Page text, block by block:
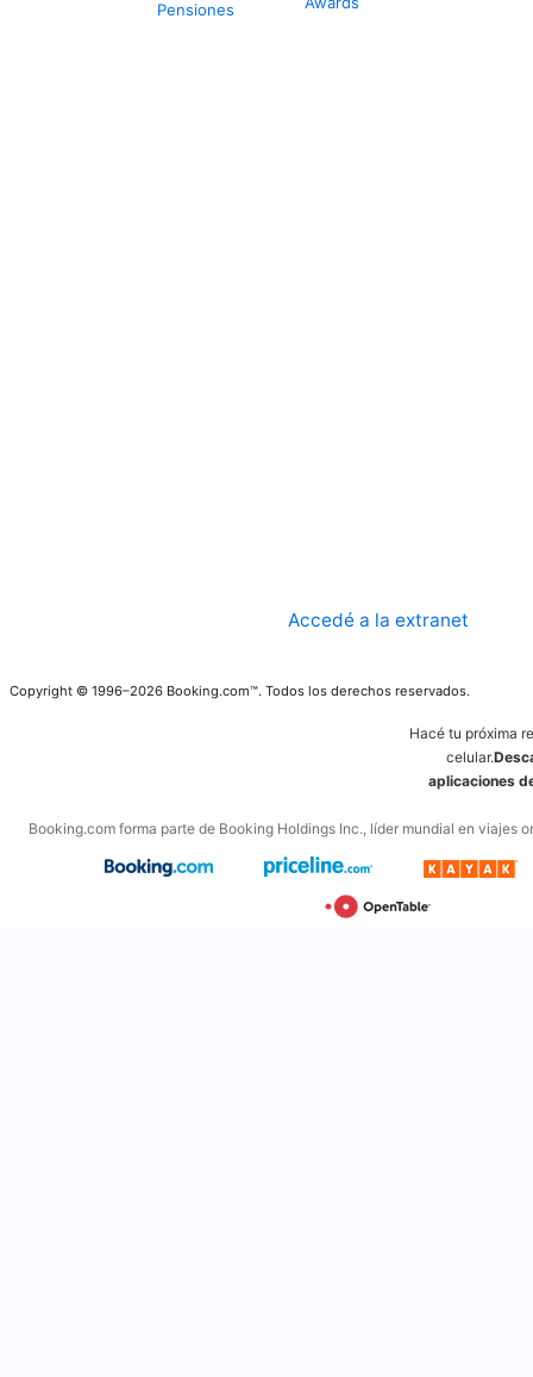
Pensiones
Accedé a la extranet
Copyright © 1996–2026 Booking.com™. Todos los derechos reservados.
Hacé tu próxima
celular.
aplicaciones
Booking.com forma parte de Booking Holdings Inc., líder mundial en viajes